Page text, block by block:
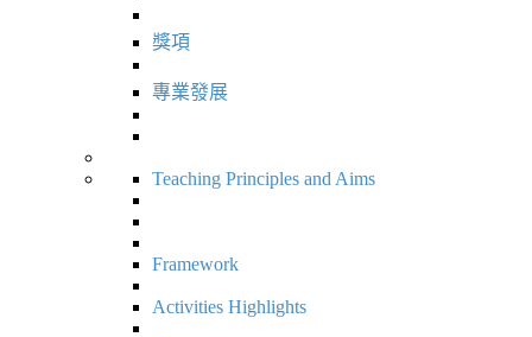
獎項
專業發展
Teaching Principles and Aims
Framework
Activities Highlights